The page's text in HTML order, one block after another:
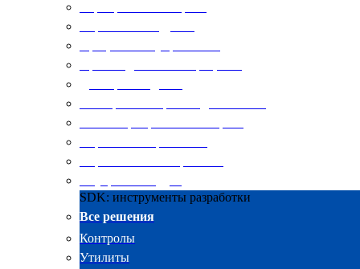
SDK: инструменты разработки
Все решения
Контролы
Утилиты